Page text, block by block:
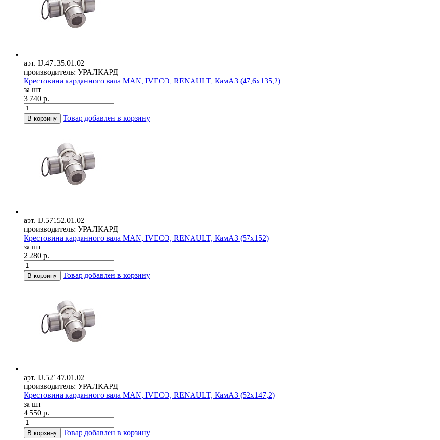
арт. IJ.47135.01.02
производитель: УРАЛКАРД
Крестовина карданного вала MAN, IVECO, RENAULT, КамАЗ (47,6х135,2)
за шт
3 740 р.
В корзину Товар добавлен в корзину
арт. IJ.57152.01.02
производитель: УРАЛКАРД
Крестовина карданного вала MAN, IVECO, RENAULT, КамАЗ (57х152)
за шт
2 280 р.
В корзину Товар добавлен в корзину
арт. IJ.52147.01.02
производитель: УРАЛКАРД
Крестовина карданного вала MAN, IVECO, RENAULT, КамАЗ (52x147,2)
за шт
4 550 р.
В корзину Товар добавлен в корзину